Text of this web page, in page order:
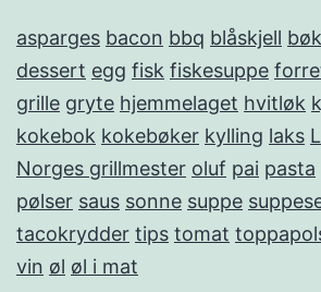
asparges bacon bbq blåskjell
dessert egg fisk fiskesuppe
grille gryte hjemmelaget hvitløk
kokebok kokebøker kylling laks
Norges grillmester oluf pai pasta
pølser saus sonne suppe
tacokrydder tips tomat
vin øl øl i mat